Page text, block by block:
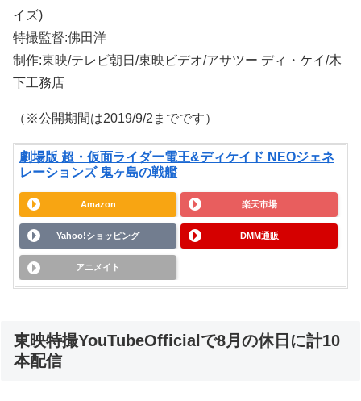
イズ)
特撮監督:佛田洋
制作:東映/テレビ朝日/東映ビデオ/アサツー ディ・ケイ/木
下工務店
（※公開期間は2019/9/2までです）
劇場版 超・仮面ライダー電王&ディケイド NEOジェネ
レーションズ 鬼ヶ島の戦艦
Amazon 楽天市場
Yahoo!ショッピング DMM通販
アニメイト
東映特撮YouTubeOfficialで8月の休日に計10
本配信